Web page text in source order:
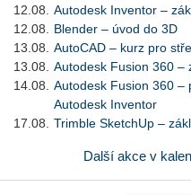
12.08.
Autodesk Inventor –
12.08.
Blender – úvod do 3D
13.08.
AutoCAD – kurz pro
13.08.
Autodesk Fusion 360 –
14.08.
Autodesk Fusion 360 –
Autodesk Inventor
17.08.
Trimble SketchUp –
Další akce v